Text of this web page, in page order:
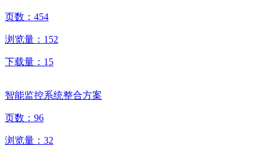
页数： 454
浏览量： 152
下载量： 15
智能监控系统整合方案
页数： 96
浏览量： 32